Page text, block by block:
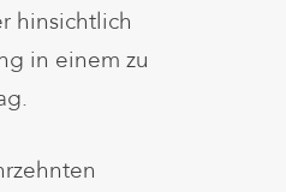
hinsichtlich
in einem zu